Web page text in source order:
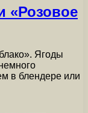
«Розовое
Ягоды
в блендере или